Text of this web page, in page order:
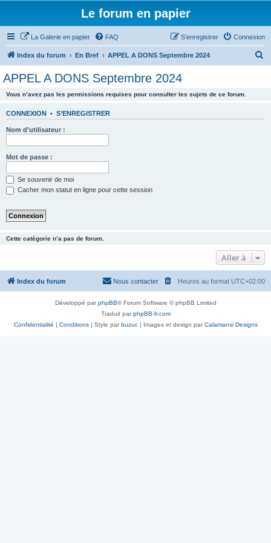
Le forum en papier
La Galerie en papier FAQ Connexion
S’enregistrer
Index du forum En Bref APPEL A DONS Septembre 2024
APPEL A DONS Septembre 2024
Vous n’avez pas les permissions requises pour consulter les sujets de ce forum.
CONNEXION • S’ENREGISTRER
Nom d’utilisateur :
Mot de passe :
Se souvenir de moi
Cacher mon statut en ligne pour cette session
Cette catégorie n’a pas de forum.
Aller à
Index du forum Heures au format UTC+02:00
Nous contacter
Développé parphpBB® Forum Software © phpBB Limited
Traduit parphpBB-fr.com
Confidentialité | Conditions| Style parbuzuc| Images et design parCalamansi Designs